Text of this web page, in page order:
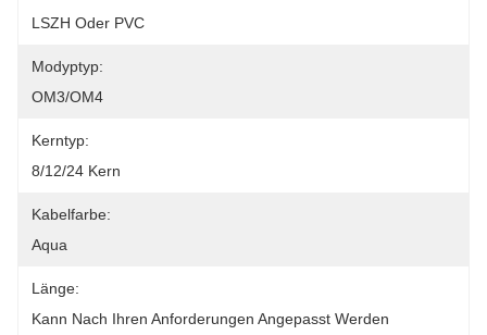
LSZH Oder PVC
Modyptyp:
OM3/OM4
Kerntyp:
8/12/24 Kern
Kabelfarbe:
Aqua
Länge:
Kann Nach Ihren Anforderungen Angepasst Werden